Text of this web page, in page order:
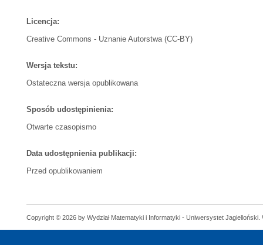
Licencja:
Creative Commons - Uznanie Autorstwa (CC-BY)
Wersja tekstu:
Ostateczna wersja opublikowana
Sposób udostępinienia:
Otwarte czasopismo
Data udostępnienia publikacji:
Przed opublikowaniem
Copyright © 2026 by Wydział Matematyki i Informatyki - Uniwersystet